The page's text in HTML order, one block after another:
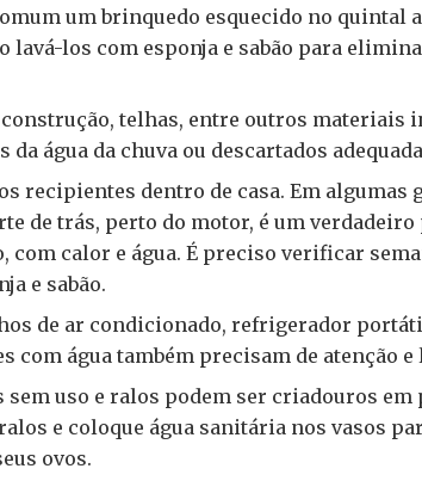
um brinquedo esquecido no quintal
lavá-los com esponja e sabão para
construção, telhas, entre outros materiais
da água da chuva ou descartados
recipientes dentro de casa. Em algumas
de trás, perto do motor, é um
com calor e água. É preciso verificar
e sabão.
de ar condicionado, refrigerador
com água também precisam de atenção
sem uso e ralos podem ser criadouros
e coloque água sanitária nos vasos
ovos.